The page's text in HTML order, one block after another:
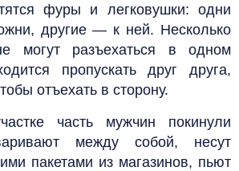
фуры и легковушки: одни
другие — к ней. Несколько
могут разъехаться в одном
пропускать друг друга,
отъехать в сторону.
часть мужчин покинули
между собой, несут
пакетами из магазинов, пьют